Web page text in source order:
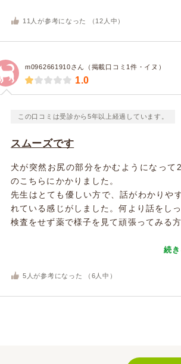
11 人が参考になった （ 12 人中）
m0962661910さん（掲載口コミ1件・イヌ）
1.0
この口コミは受診から5年以上経過しています。
スムーズです
犬が突然お尻の部分をかむようになっ
のこちらにかかりました。
先生はとても優しい方で、話がわかりや
れている感じがしました。何より話をし
検査をせず薬で様子を見て頑張ってみる
続
5 人が参考になった （ 6 人中）